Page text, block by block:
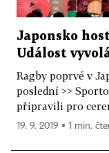
Japonsko
Událost
Ragby poprvé v
poslední >>
připravili pro
19. 9. 2019 ▪ 1 min.